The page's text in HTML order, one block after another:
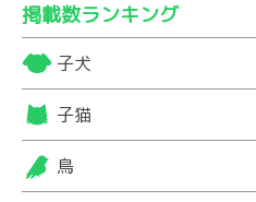
掲載数ランキング
子犬
子猫
鳥